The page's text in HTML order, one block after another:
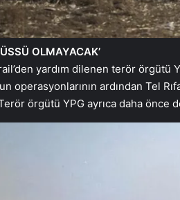
OLMAYACAK’
yardım dilenen terör örgütü
operasyonlarının ardından Tel
örgütü YPG ayrıca daha önce